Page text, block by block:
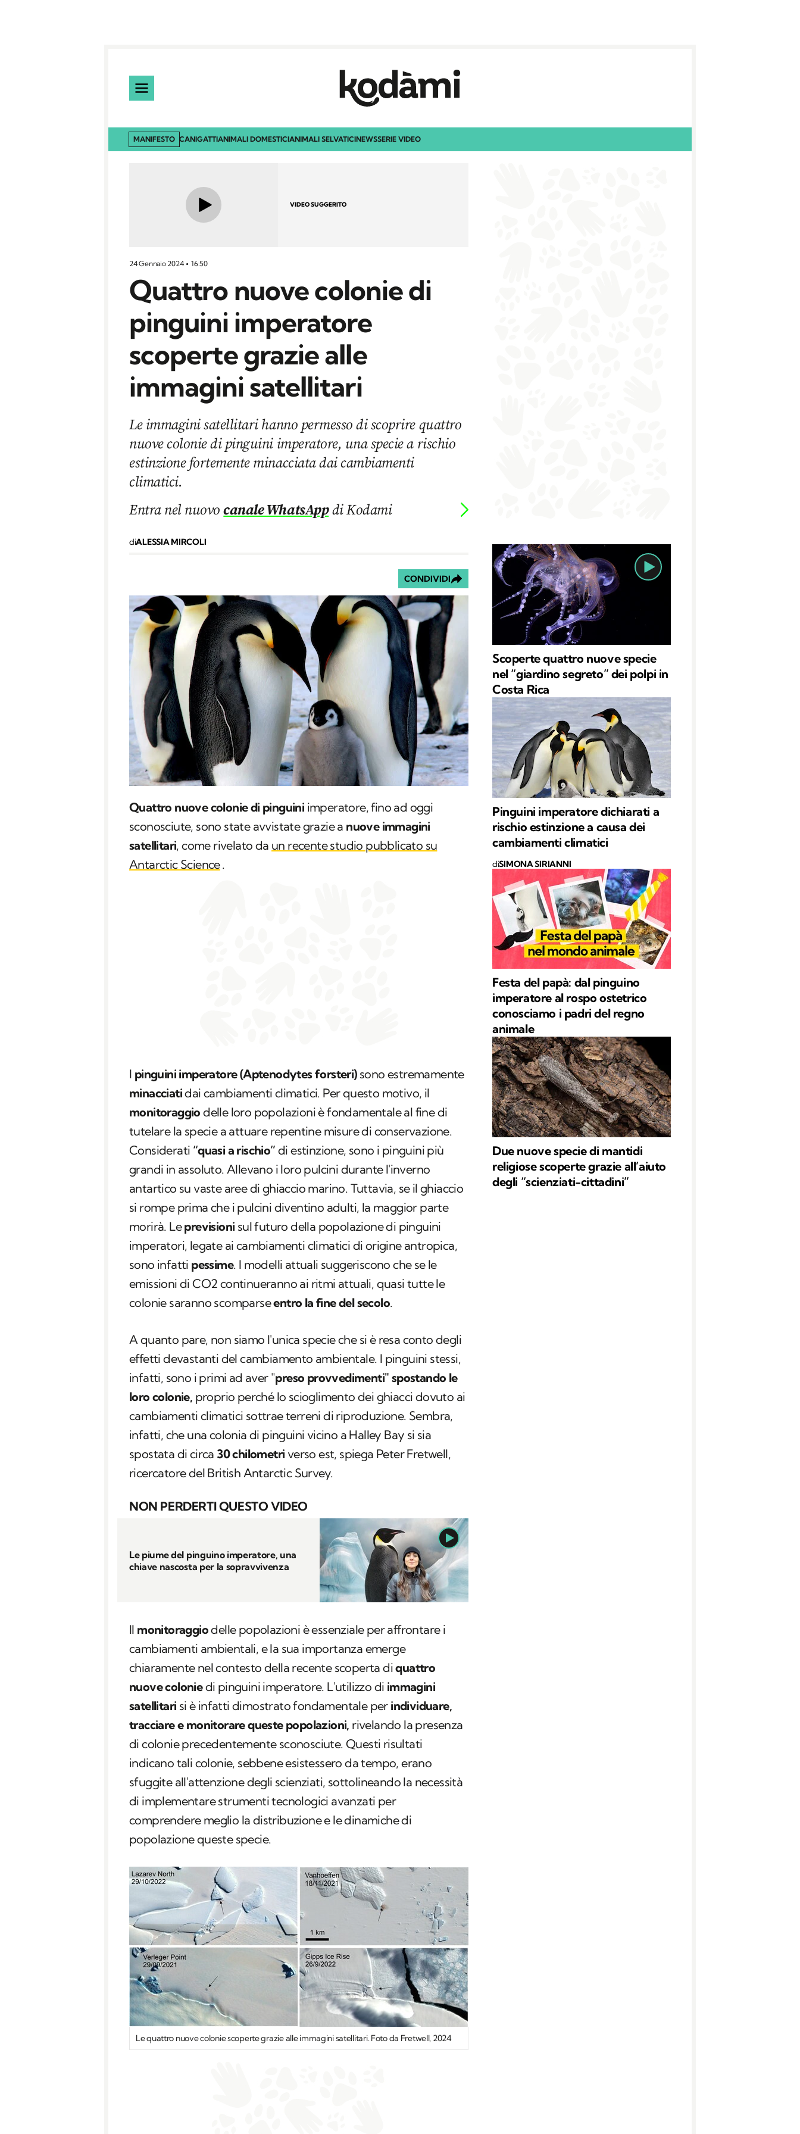
MANIFESTO CANIGATTIANIMALI DOMESTICIANIMALI SELVATICINEWSSERIE VIDEO
VIDEO SUGGERITO
24 Gennaio 2024 16:50
Quattro nuove colonie di
pinguini imperatore
scoperte grazie alle
immagini satellitari
Le immagini satellitari hanno permesso di scoprire quattro
nuove colonie di pinguini imperatore, una specie a rischio
estinzione fortemente minacciata dai cambiamenti
climatici.
Entra nel nuovocanale WhatsAppdi Kodami
diALESSIA MIRCOLI
CONDIVIDI
Quattro nuove colonie di pinguini imperatore, fino ad oggi
sconosciute, sono state avvistate grazie a nuove immagini
satellitari, come rivelato da un recente studio pubblicato su
Antarctic Science.
I pinguini imperatore (Aptenodytes forsteri)sono estremamente
minacciatidai cambiamenti climatici. Per questo motivo, il
monitoraggio delle loro popolazioni è fondamentale al fine di
tutelare la specie a attuare repentine misure di conservazione.
Considerati “quasi a rischio” di estinzione, sono i pinguini più
grandi in assoluto. Allevano i loro pulcini durante l'inverno
antartico su vaste aree di ghiaccio marino. Tuttavia, se il ghiaccio
si rompe prima che i pulcini diventino adulti, la maggior parte
morirà. Leprevisioni sul futuro della popolazione di pinguini
imperatori, legate ai cambiamenti climatici di origine antropica,
sono infatti pessime. I modelli attuali suggeriscono che se le
emissioni di CO2 continueranno ai ritmi attuali, quasi tutte le
colonie saranno scomparseentro la fine del secolo.
A quanto pare, non siamo l'unica specie che si è resa conto degli
effetti devastanti del cambiamento ambientale. I pinguini stessi,
infatti, sono i primi ad aver "preso provvedimenti" spostando le
loro colonie, proprio perché lo scioglimento dei ghiacci dovuto ai
cambiamenti climatici sottrae terreni di riproduzione. Sembra,
infatti, che una colonia di pinguini vicino a Halley Bay si sia
spostata di circa 30 chilometri verso est, spiega Peter Fretwell,
ricercatore del British Antarctic Survey.
NON PERDERTI QUESTO VIDEO
Le piume del pinguino imperatore, una
chiave nascosta per la sopravvivenza
Il monitoraggiodelle popolazioni è essenziale per affrontare i
cambiamenti ambientali, e la sua importanza emerge
chiaramente nel contesto della recente scoperta diquattro
nuove coloniedi pinguini imperatore. L'utilizzo di immagini
satellitari si è infatti dimostrato fondamentale per individuare,
tracciare e monitorare queste popolazioni, rivelando la presenza
di colonie precedentemente sconosciute. Questi risultati
indicano tali colonie, sebbene esistessero da tempo, erano
sfuggite all'attenzione degli scienziati, sottolineando la necessità
di implementare strumenti tecnologici avanzati per
comprendere meglio la distribuzione e le dinamiche di
popolazione queste specie.
Le quattro nuove colonie scoperte grazie alle immagini satellitari. Foto da Fretwell, 2024
Scoperte quattro nuove specie
nel “giardino segreto” dei polpi in
Costa Rica
Pinguini imperatore dichiarati a
rischio estinzione a causa dei
cambiamenti climatici
diSIMONA SIRIANNI
Festa del papà: dal pinguino
imperatore al rospo ostetrico
conosciamo i padri del regno
animale
Due nuove specie di mantidi
religiose scoperte grazie all’aiuto
degli “scienziati-cittadini”